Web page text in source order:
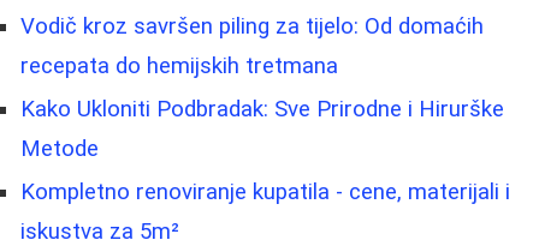
Vodič kroz savršen piling za tijelo: Od domaćih
recepata do hemijskih tretmana
Kako Ukloniti Podbradak: Sve Prirodne i Hirurške
Metode
Kompletno renoviranje kupatila - cene, materijali i
iskustva za 5m²